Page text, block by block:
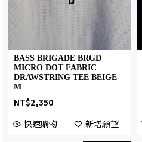
BASS BRIGADE BRGD
MICRO DOT FABRIC
DRAWSTRING TEE BEIGE-
M
NT$2,350
快速購物
新增願望